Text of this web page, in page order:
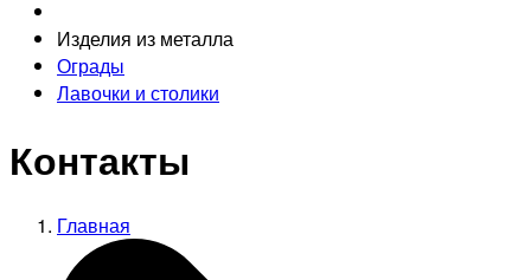
Изделия из металла
Ограды
Лавочки и столики
Контакты
Главная